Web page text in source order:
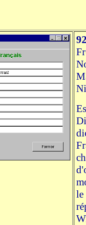
le